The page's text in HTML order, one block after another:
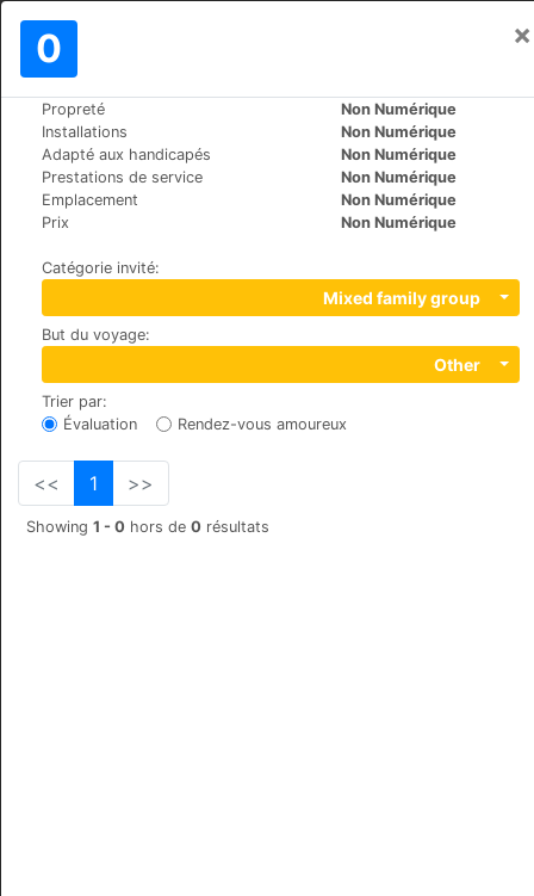
0 ×
Propreté
Non Numérique
Installations
Non Numérique
Adapté aux handicapés
Non Numérique
Prestations de service
Non Numérique
Emplacement
Non Numérique
Prix
Non Numérique
Catégorie invité:
Mixed family group
But du voyage:
Other
Trier par:
Évaluation
Rendez-vous amoureux
<< 1 >>
Showing 1 - 0 hors de 0 résultats
Le Monde>
Hotel Europa St. Moritz
+41 (0)8395555
Via Suot Chesas 9, 7512, Champfèr